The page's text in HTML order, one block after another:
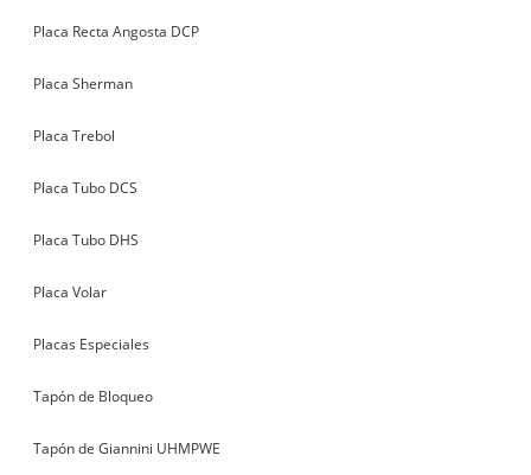
Placa Recta Angosta DCP
Placa Sherman
Placa Trebol
Placa Tubo DCS
Placa Tubo DHS
Placa Volar
Placas Especiales
Tapón de Bloqueo
Tapón de Giannini UHMPWE